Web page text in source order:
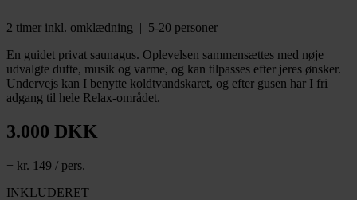
2 timer inkl. omklædning | 5-20 personer
En guidet privat saunagus. Oplevelsen sammensættes med nøje
udvalgte dufte, musik og varme, og kan tilpasses efter jeres ønsker.
Undervejs kan I benytte koldtvandskaret, og efter gusen har I fri
adgang til hele Relax-området.
3.000 DKK
+ kr. 149 / pers.
INKLUDERET